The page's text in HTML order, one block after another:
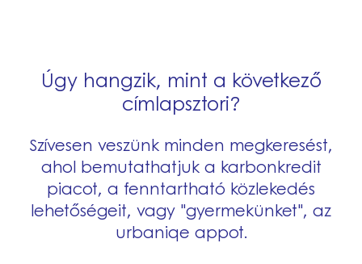
Úgy hangzik, mint a következő
címlapsztori?
Szívesen veszünk minden megkeresést,
ahol bemutathatjuk a karbonkredit
piacot, a fenntartható közlekedés
lehetőségeit, vagy "gyermekünket", az
urbaniqe appot.